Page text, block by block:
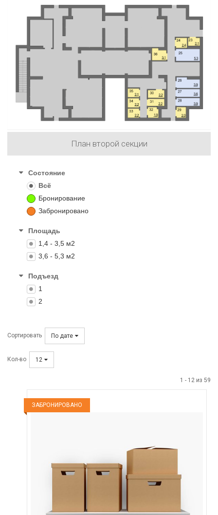
План второй секции
Состояние
Всё
Бронирование
Забронировано
Площадь
1,4 - 3,5 м2
3,6 - 5,3 м2
Подъезд
1
2
Сортировать По дате
Кол-во 12
1 - 12 из 59
ЗАБРОНИРОВАНО